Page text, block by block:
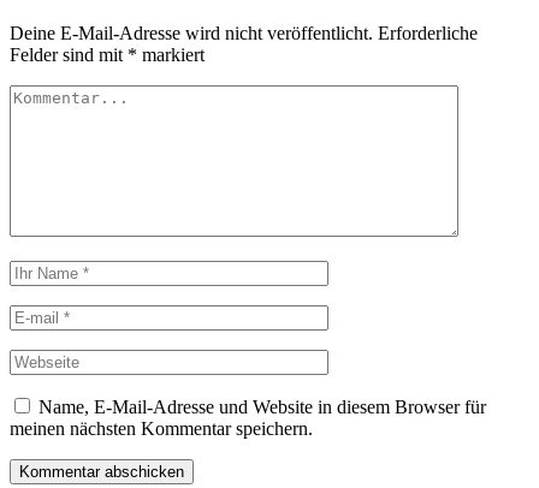
Deine E-Mail-Adresse wird nicht veröffentlicht. Erforderliche
Felder sind mit * markiert
Name, E-Mail-Adresse und Website in diesem Browser für
meinen nächsten Kommentar speichern.